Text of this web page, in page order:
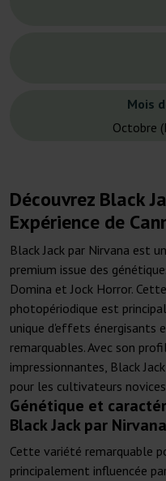
Mois
Octobre
Découvrez Black
Expérience de
Black Jack par Nirvana est
premium issue des
Domina et Jock Horror.
photopériodique est
unique d'effets énergisants
remarquables. Avec son
impressionnantes, Black
pour les cultivateurs
Génétique et
Black Jack par Nirvana
Cette variété remarquable
principalement influencée